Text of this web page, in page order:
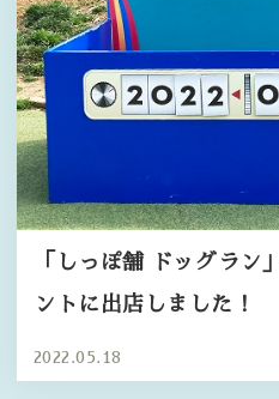
「しっぽ舗 ドッグラン
ントに出店しました！
2022.05.18